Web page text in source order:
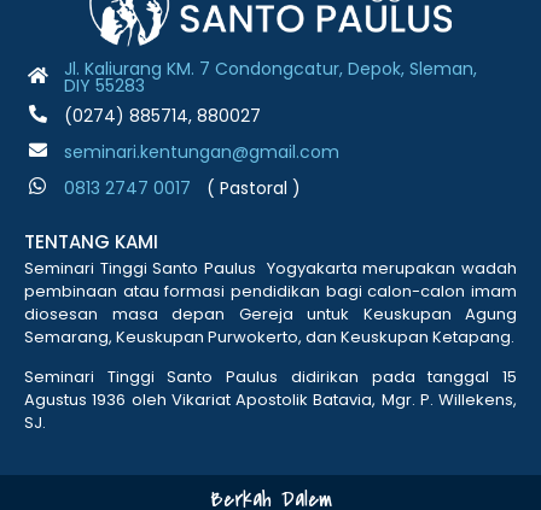
Jl. Kaliurang KM. 7 Condongcatur, Depok, Sleman,
DIY 55283
(0274) 885714, 880027
seminari.kentungan@gmail.com
0813 2747 0017 ( Pastoral )
TENTANG KAMI
Seminari Tinggi Santo Paulus Yogyakarta merupakan wadah
pembinaan atau formasi pendidikan bagi calon-calon imam
diosesan masa depan Gereja untuk Keuskupan Agung
Semarang, Keuskupan Purwokerto, dan Keuskupan Ketapang.
Seminari Tinggi Santo Paulus didirikan pada tanggal 15
Agustus 1936 oleh Vikariat Apostolik Batavia, Mgr. P. Willekens,
SJ.
Berkah Dalem